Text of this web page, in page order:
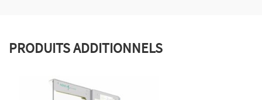
PRODUITS ADDITIONNELS